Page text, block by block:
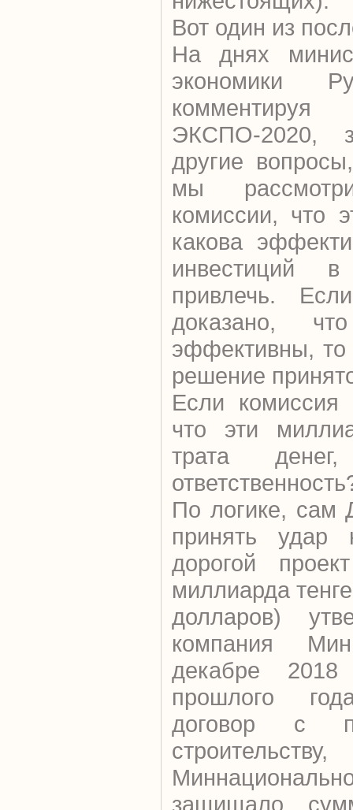
Вот один из
На днях
экономики
ЭКСПО-2020,
другие
мы
комиссии, что
какова
инвестиций
привлечь.
доказано,
эффективны, то
решение
Если комиссия
что эти
трата
По логике, сам
принять удар
дорогой
миллиарда
долларов)
компания
декабре
прошлого
договор с
защищало